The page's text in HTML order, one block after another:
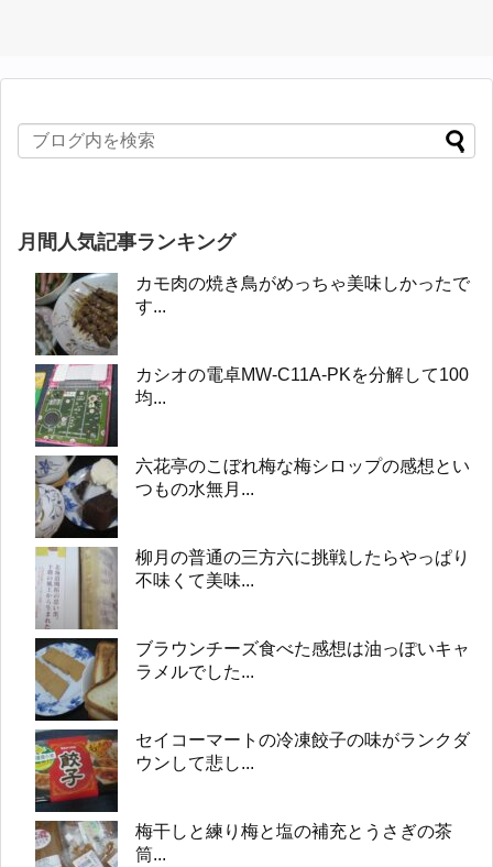
月間人気記事ランキング
カモ肉の焼き鳥がめっちゃ美味しかったで
す...
カシオの電卓MW-C11A-PKを分解して100
均...
六花亭のこぼれ梅な梅シロップの感想とい
つもの水無月...
柳月の普通の三方六に挑戦したらやっぱり
不味くて美味...
ブラウンチーズ食べた感想は油っぽいキャ
ラメルでした...
セイコーマートの冷凍餃子の味がランクダ
ウンして悲し...
梅干しと練り梅と塩の補充とうさぎの茶
筒...